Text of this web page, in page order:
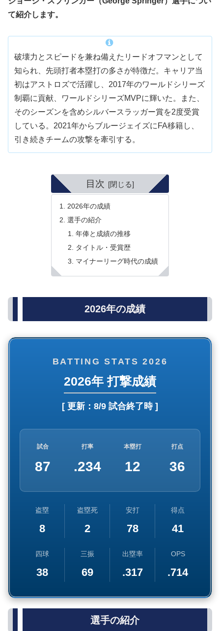
て紹介します。
破壊力とスピードを兼ね備えたリードオフマンとして
知られ、先頭打者本塁打の多さが特徴だ。キャリア当
初はアストロズで活躍し、2017年のワールドシリーズ
制覇に貢献、ワールドシリーズMVPに輝いた。また、
そのシーズンを含めシルバースラッガー賞を2度受賞
している。2021年からブルージェイズにFA移籍し、
引き続きチームの攻撃を牽引する。
目次
2026年の成績
選手の紹介
年俸と成績の推移
タイトル・受賞歴
マイナーリーグ時代の成績
2026年の成績
BATTING STATS 2026
2026年 打撃成績
[ 更新： 8/9 試合終了時]
試合
87
打率
.234
本塁打
12
打点
36
盗塁
8
盗塁死
2
安打
78
得点
41
四球
38
三振
69
出塁率
.317
OPS
.714
選手の紹介